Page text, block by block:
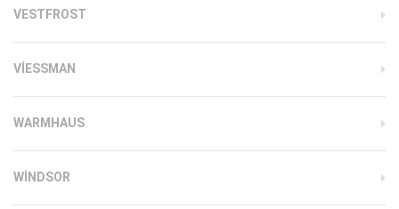
VESTFROST
VIESSMAN
WARMHAUS
WINDSOR